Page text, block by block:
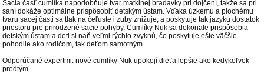
Sacia časť cumlíka napodobňuje tvar matkinej bradavky pri dojčení, takže sa pri
saní dokáže optimálne prispôsobiť detským ústam. Vďaka úzkemu a plochému
tvaru sacej časti sa tlak na čeľuste i zuby znižuje, a poskytuje tak jazyku dostatok
priestoru pre prirodzené sacie pohyby. Cumlíky Nuk sa dokonale prispôsobia
detským ústam a deti si naň veľmi rýchlo zvyknú, čo poskytuje ešte väčšie
pohodlie ako rodičom, tak deťom samotným.
Odporúčané expertmi: nové cumlíky Nuk upokojí dieťa lepšie ako kedykoľvek
predtým